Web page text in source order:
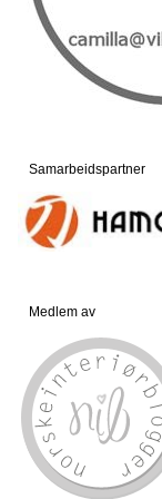
Samarbeidspartner
Medlem av